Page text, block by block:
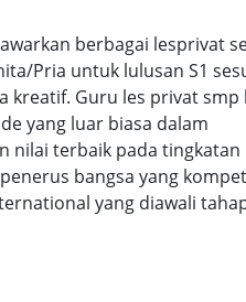
berbagai lesprivat
Pria untuk lulusan S1
Guru les privat smp
yang luar biasa dalam
nilai terbaik pada tingkatan
bangsa yang
yang diawali